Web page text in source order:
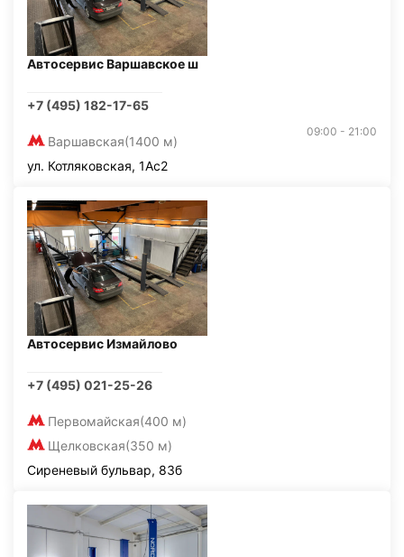
Автосервис Варшавское ш
+7 (495) 182-17-65
Варшавская(1400 м)
09:00 - 21:00
ул. Котляковская, 1Ас2
Автосервис Измайлово
+7 (495) 021-25-26
Первомайская(400 м)
Щелковская(350 м)
Сиреневый бульвар, 83б